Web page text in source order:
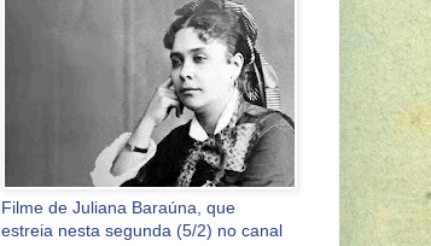
Filme de Juliana Baraúna, que
estreia nesta segunda (5/2) no canal